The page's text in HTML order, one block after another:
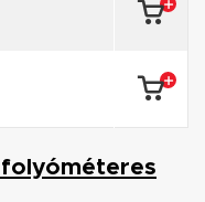
folyóméteres